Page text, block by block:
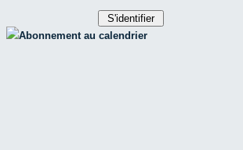
Abonnement au calendrier